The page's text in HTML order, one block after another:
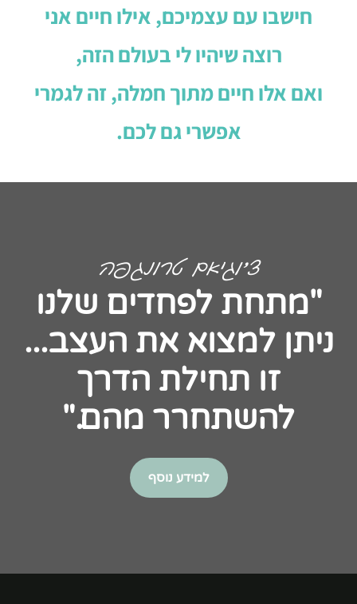
חישבו עם עצמיכם, אילו חיים אני
רוצה שיהיו לי בעולם הזה,
ואם אלו חיים מתוך חמלה, זה לגמרי
אפשרי גם לכם.
צ'וגיאם טרונגפה
"מתחת לפחדים שלנו
ניתן למצוא את העצב...
זו תחילת הדרך
להשתחרר מהם."
למידע נוסף